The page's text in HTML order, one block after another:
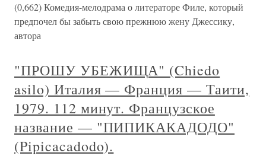
(0,662) Комедия-мелодрама о литераторе Филе, который
предпочел бы забыть свою прежнюю жену Джессику,
автора
"ПРОШУ УБЕЖИЩА" (Chiedo
asilo) Италия — Франция — Таити,
1979. 112 минут. Французское
название — "ПИПИКАКАДОДО"
(Pipicacadodo).